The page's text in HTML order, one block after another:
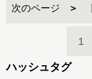
次のページ
1
ハッシュタグ